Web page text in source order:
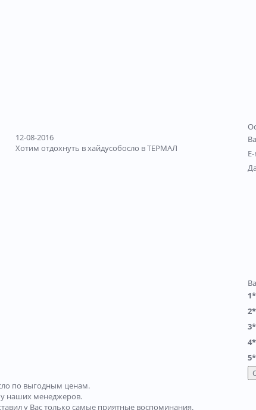
12-08-2016
Хотим отдохнуть в хайдусобосло в ТЕРМАЛ
1*
2*
3*
4*
5*
по выгодным ценам.
наших менеджеров.
у Вас только самые приятные воспоминания.